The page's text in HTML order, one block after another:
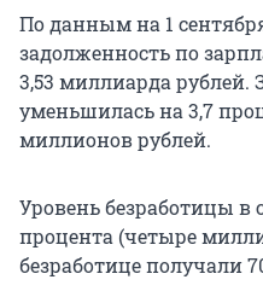
По данным на 1
задолженность по
3,53 миллиарда рублей.
уменьшилась на 3,7
миллионов рублей.
Уровень безработицы в
процента (четыре
безработице получали